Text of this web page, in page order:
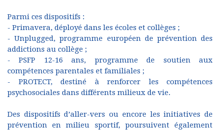
Parmi ces dispositifs :
- Primavera, déployé dans les écoles et collèges ;
- Unplugged, programme européen de prévention des
addictions au collège ;
- PSFP 12-16 ans, programme de soutien aux
compétences parentales et familiales ;
- PROTECT, destiné à renforcer les compétences
psychosociales dans différents milieux de vie.
Des dispositifs d’aller-vers ou encore les initiatives de
prévention en milieu sportif, poursuivent également